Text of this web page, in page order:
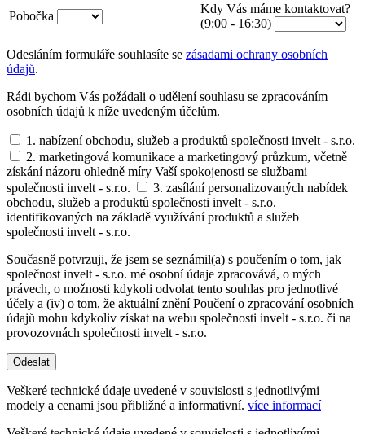
Pobočka
Kdy Vás máme kontaktovat?
(9:00 - 16:30)
Odesláním formuláře souhlasíte se zásadami ochrany osobních
údajů.
Rádi bychom Vás požádali o udělení souhlasu se zpracováním
osobních údajů k níže uvedeným účelům.
1. nabízení obchodu, služeb a produktů společnosti invelt - s.r.o.
2. marketingová komunikace a marketingový průzkum, včetně
získání názoru ohledně míry Vaší spokojenosti se službami
společnosti invelt - s.r.o.
3. zasílání personalizovaných nabídek
obchodu, služeb a produktů společnosti invelt - s.r.o.
identifikovaných na základě využívání produktů a služeb
společnosti invelt - s.r.o.
Současně potvrzuji, že jsem se seznámil(a) s poučením o tom, jak
společnost invelt - s.r.o. mé osobní údaje zpracovává, o mých
právech, o možnosti kdykoli odvolat tento souhlas pro jednotlivé
účely a (iv) o tom, že aktuální znění Poučení o zpracování osobních
údajů mohu kdykoliv získat na webu společnosti invelt - s.r.o. či na
provozovnách společnosti invelt - s.r.o.
Odeslat
Veškeré technické údaje uvedené v souvislosti s jednotlivými
modely a cenami jsou přibližné a informativní. více informací